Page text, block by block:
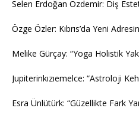
Selen Erdoğan Özdemir: Diş
Özge Özler: Kıbrıs’da Yeni
Melike Gürçay: “Yoga Holistik
Jupiterinkızıemelce: “Astroloji
Esra Ünlütürk: “Güzellikte Fark